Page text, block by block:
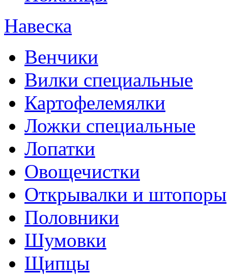
Навеска
Венчики
Вилки специальные
Картофелемялки
Ложки специальные
Лопатки
Овощечистки
Открывалки и штопоры
Половники
Шумовки
Щипцы